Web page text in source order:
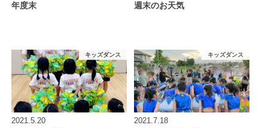
年度末 週末のお天気
キッズダンス
2021.5.20
キッズダンス
2021.7.18